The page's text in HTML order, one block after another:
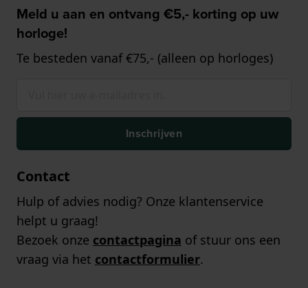
Meld u aan en ontvang €5,- korting op uw
horloge!
Te besteden vanaf €75,- (alleen op horloges)
Inschrijven
Contact
Hulp of advies nodig? Onze klantenservice
helpt u graag!
Bezoek onze contactpagina of stuur ons een
vraag via het contactformulier.